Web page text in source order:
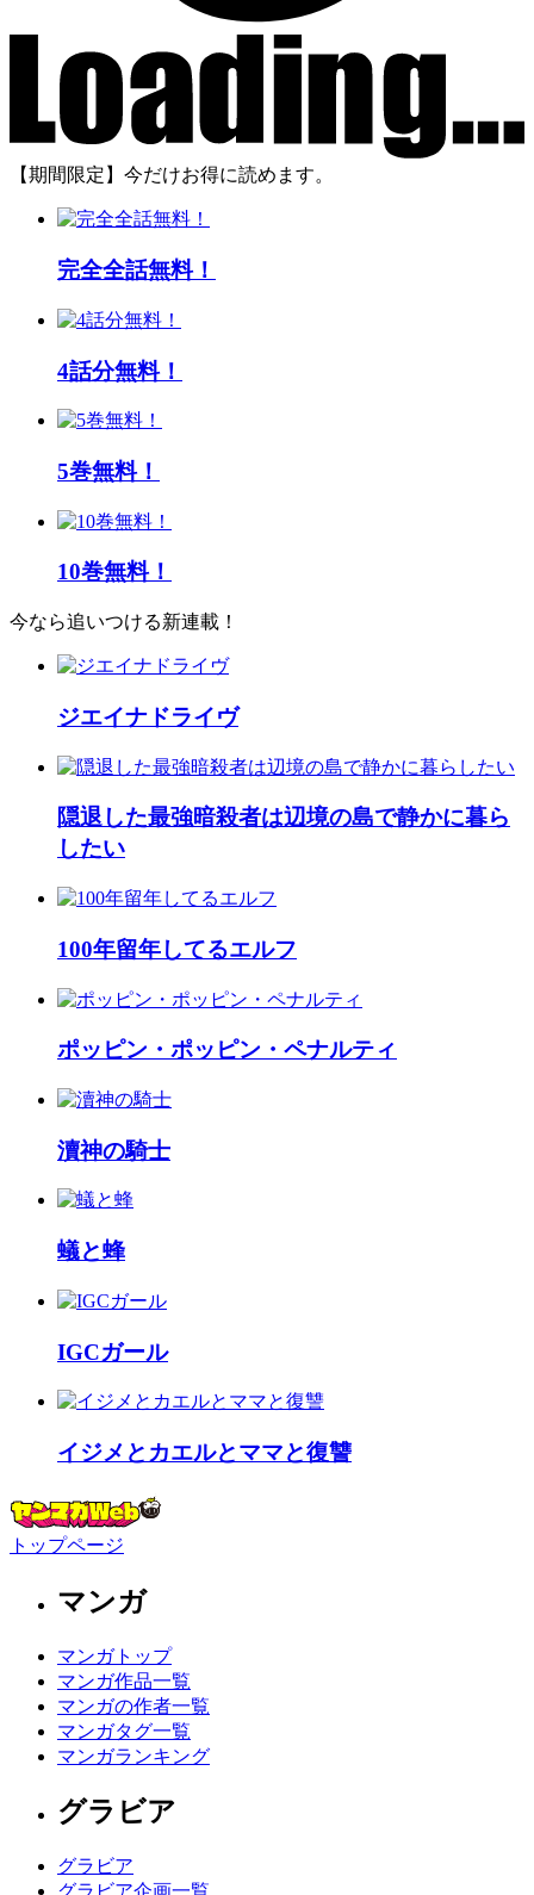
【期間限定】今だけお得に読めます。
完全全話無料！
4話分無料！
5巻無料！
10巻無料！
今なら追いつける新連載！
ジエイナドライヴ
隠退した最強暗殺者は辺境の島で静かに暮ら
したい
100年留年してるエルフ
ポッピン・ポッピン・ペナルティ
瀆神の騎士
蟻と蜂
IGCガール
イジメとカエルとママと復讐
トップページ
マンガ
マンガトップ
マンガ作品一覧
マンガの作者一覧
マンガタグ一覧
マンガランキング
グラビア
グラビア